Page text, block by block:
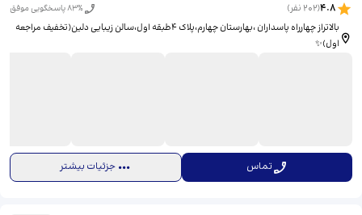
4.8
(
202نفر) 83% پاسخگویی موفق
بالاتراز چهارراه پاسداران ،بهارستان چهارم،پلاک ۴طبقه اول،سالن زیبایی دلین(تخفیف مراجعه
اول)✨
تماس جزئیات بیشتر